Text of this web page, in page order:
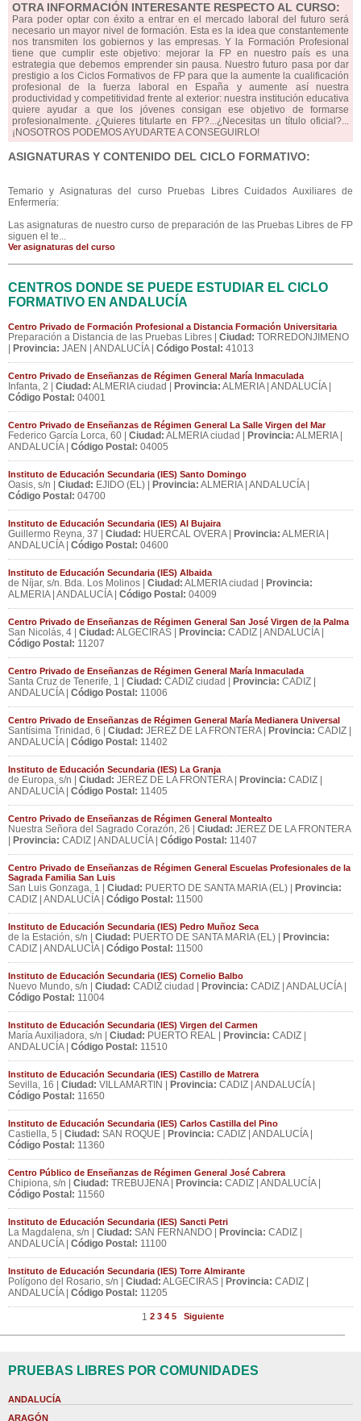
OTRA INFORMACIÓN INTERESANTE RESPECTO AL CURSO:
Para poder optar con éxito a entrar en el mercado laboral del futuro será
necesario un mayor nivel de formación. Esta es la idea que constantemente
nos transmiten los gobiernos y las empresas. Y la Formación Profesional
tiene que cumplir este objetivo: mejorar la FP en nuestro país es una
estrategia que debemos emprender sin pausa. Nuestro futuro pasa por dar
prestigio a los Ciclos Formativos de FP para que la aumente la cualificación
profesional de la fuerza laboral en España y aumente así nuestra
productividad y competitividad frente al exterior: nuestra institución educativa
quiere ayudar a que los jóvenes consigan ese objetivo de formarse
profesionalmente. ¿Quieres titularte en FP?...¿Necesitas un título oficial?...
¡NOSOTROS PODEMOS AYUDARTE A CONSEGUIRLO!
ASIGNATURAS Y CONTENIDO DEL CICLO FORMATIVO:
Temario y Asignaturas del curso Pruebas Libres Cuidados Auxiliares de
Enfermería:
Las asignaturas de nuestro curso de preparación de las Pruebas Libres de FP
siguen el te...
Ver asignaturas del curso
CENTROS DONDE SE PUEDE ESTUDIAR EL CICLO
FORMATIVO EN ANDALUCÍA
Centro Privado de Formación Profesional a Distancia Formación Universitaria
Preparación a Distancia de las Pruebas Libres | Ciudad: TORREDONJIMENO
Provincia: JAEN | ANDALUCÍA | Código Postal: 41013
Centro Privado de Enseñanzas de Régimen General María Inmaculada
Infanta, 2 | Ciudad: ALMERIA ciudad | Provincia: ALMERIA | ANDALUCÍA |
Código Postal: 04001
Centro Privado de Enseñanzas de Régimen General La Salle Virgen del Mar
Federico García Lorca, 60 | Ciudad: ALMERIA ciudad | Provincia: ALMERIA |
ANDALUCÍA | Código Postal: 04005
Instituto de Educación Secundaria (IES) Santo Domingo
Oasis, s/n | Ciudad: EJIDO (EL) | Provincia: ALMERIA | ANDALUCÍA |
Código Postal: 04700
Instituto de Educación Secundaria (IES) Al Bujaira
Guillermo Reyna, 37 | Ciudad: HUERCAL OVERA | Provincia: ALMERIA |
ANDALUCÍA | Código Postal: 04600
Instituto de Educación Secundaria (IES) Albaida
de Níjar, s/n. Bda. Los Molinos | Ciudad: ALMERIA ciudad |
Provincia:
ALMERIA | ANDALUCÍA | Código Postal: 04009
Centro Privado de Enseñanzas de Régimen General San José Virgen de la Palma
San Nicolás, 4 | Ciudad: ALGECIRAS | Provincia: CADIZ | ANDALUCÍA |
Código Postal: 11207
Centro Privado de Enseñanzas de Régimen General María Inmaculada
Santa Cruz de Tenerife, 1 | Ciudad: CADIZ ciudad | Provincia: CADIZ |
ANDALUCÍA | Código Postal: 11006
Centro Privado de Enseñanzas de Régimen General María Medianera Universal
Santísima Trinidad, 6 | Ciudad: JEREZ DE LA FRONTERA | Provincia: CADIZ |
ANDALUCÍA | Código Postal: 11402
Instituto de Educación Secundaria (IES) La Granja
de Europa, s/n | Ciudad: JEREZ DE LA FRONTERA | Provincia: CADIZ |
ANDALUCÍA | Código Postal: 11405
Centro Privado de Enseñanzas de Régimen General Montealto
Nuestra Señora del Sagrado Corazón, 26 | Ciudad: JEREZ DE LA FRONTERA
Provincia: CADIZ | ANDALUCÍA | Código Postal: 11407
Centro Privado de Enseñanzas de Régimen General Escuelas Profesionales de la
Sagrada Familia San Luis
San Luis Gonzaga, 1 | Ciudad: PUERTO DE SANTA MARIA (EL) |
Provincia:
CADIZ | ANDALUCÍA | Código Postal: 11500
Instituto de Educación Secundaria (IES) Pedro Muñoz Seca
de la Estación, s/n | Ciudad: PUERTO DE SANTA MARIA (EL) |
Provincia:
CADIZ | ANDALUCÍA | Código Postal: 11500
Instituto de Educación Secundaria (IES) Cornelio Balbo
Nuevo Mundo, s/n | Ciudad: CADIZ ciudad | Provincia: CADIZ | ANDALUCÍA |
Código Postal: 11004
Instituto de Educación Secundaria (IES) Virgen del Carmen
María Auxiliadora, s/n | Ciudad: PUERTO REAL | Provincia: CADIZ |
ANDALUCÍA | Código Postal: 11510
Instituto de Educación Secundaria (IES) Castillo de Matrera
Sevilla, 16 | Ciudad: VILLAMARTIN | Provincia: CADIZ | ANDALUCÍA |
Código Postal: 11650
Instituto de Educación Secundaria (IES) Carlos Castilla del Pino
Castiella, 5 | Ciudad: SAN ROQUE | Provincia: CADIZ | ANDALUCÍA |
Código Postal: 11360
Centro Público de Enseñanzas de Régimen General José Cabrera
Chipiona, s/n | Ciudad: TREBUJENA | Provincia: CADIZ | ANDALUCÍA |
Código Postal: 11560
Instituto de Educación Secundaria (IES) Sancti Petri
La Magdalena, s/n | Ciudad: SAN FERNANDO | Provincia: CADIZ |
ANDALUCÍA | Código Postal: 11100
Instituto de Educación Secundaria (IES) Torre Almirante
Polígono del Rosario, s/n | Ciudad: ALGECIRAS | Provincia: CADIZ |
ANDALUCÍA | Código Postal: 11205
1 2 3 4 5 Siguiente
PRUEBAS LIBRES POR COMUNIDADES
ANDALUCÍA
ARAGÓN